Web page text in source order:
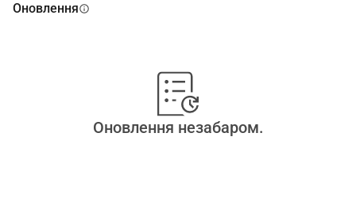
Оновленняinfo
Оновлення незабаром.